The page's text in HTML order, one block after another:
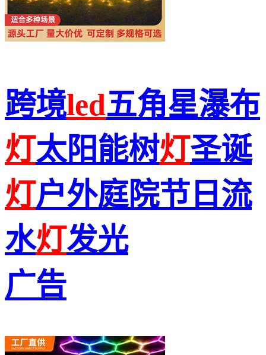
跨境led五角星瀑布
灯太阳能树灯圣诞
灯户外庭院节日流
水灯发光
广告